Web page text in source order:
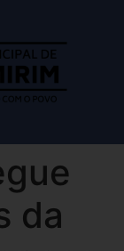
da